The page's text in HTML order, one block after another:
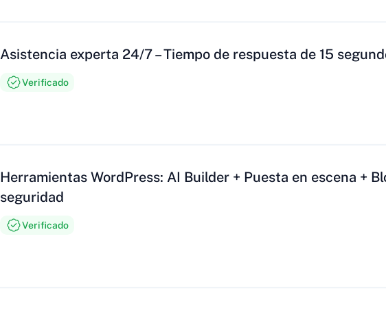
Asistencia experta 24/7 – Tiempo de respuesta de 15
Verificado
Herramientas WordPress: AI Builder + Puesta en escena +
seguridad
Verificado